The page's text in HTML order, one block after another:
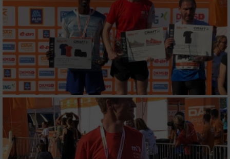
Speichern von oder Zugriff auf Informationen
auf einem Endgerät
Verwendung reduzierter Daten zur Auswahl
von Werbeanzeigen
Erstellung von Profilen für personalisierte
Werbung
Verwendung von Profilen zur Auswahl
personalisierter Werbung
Erstellung von Profilen zur Personalisierung
von Inhalten